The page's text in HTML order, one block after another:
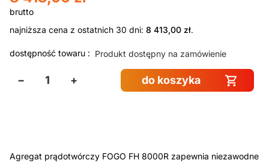
Agregat prądotwórczy FOGO FH 8000R zapewnia niezawodne
najniższa cena z ostatnich 30 dni: 8 413,00 zł.
dostępność towaru : Produkt dostępny na zamówienie
− + do koszyka